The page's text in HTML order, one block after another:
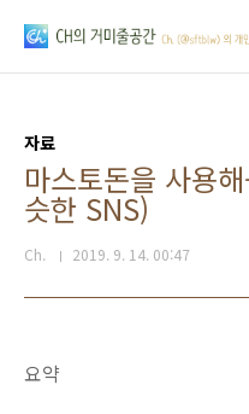
자료
마스토돈을 사용
슷한 SNS)
Ch. 2019. 9. 14. 00:47
요약